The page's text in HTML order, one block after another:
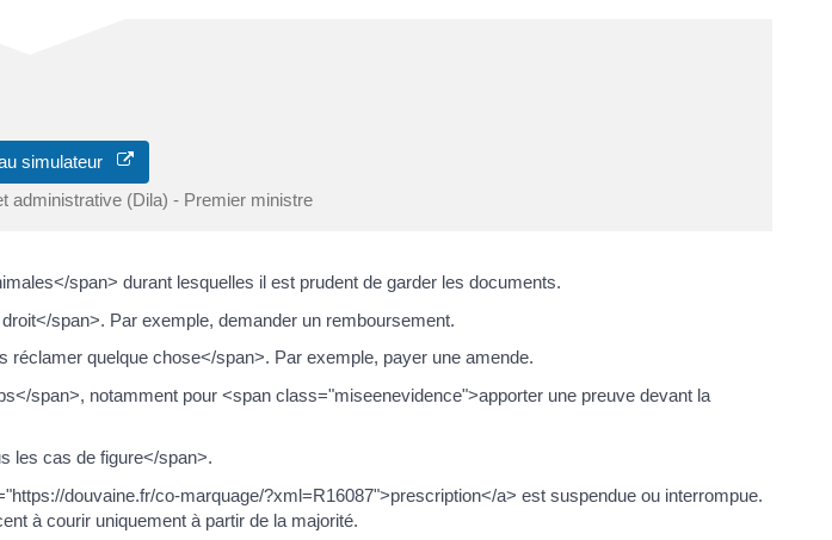
simulateur
administrative (Dila) - Premier ministre
span> durant lesquelles il est prudent de garder les documents.
span>. Par exemple, demander un remboursement.
quelque chose</span>. Par exemple, payer une amende.
span>, notamment pour <span class="miseenevidence">apporter une preuve devant la
les cas de figure</span>.
douvaine.fr/co-marquage/?xml=R16087">prescription</a> est suspendue ou interrompue.
à courir uniquement à partir de la majorité.